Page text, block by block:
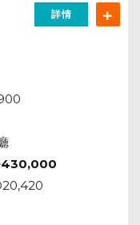
詳情
430,000